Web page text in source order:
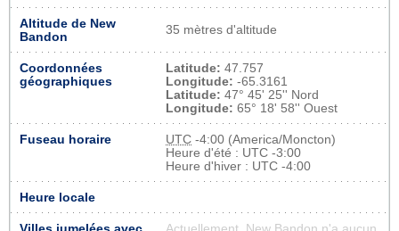
Altitude de New
Bandon
35 mètres d'altitude
Coordonnées
géographiques
Latitude: 47.757
Longitude: -65.3161
Latitude: 47° 45' 25'' Nord
Longitude: 65° 18' 58'' Ouest
Fuseau horaire UTC -4:00 (America/Moncton)
Heure d'été : UTC -3:00
Heure d'hiver : UTC -4:00
Heure locale